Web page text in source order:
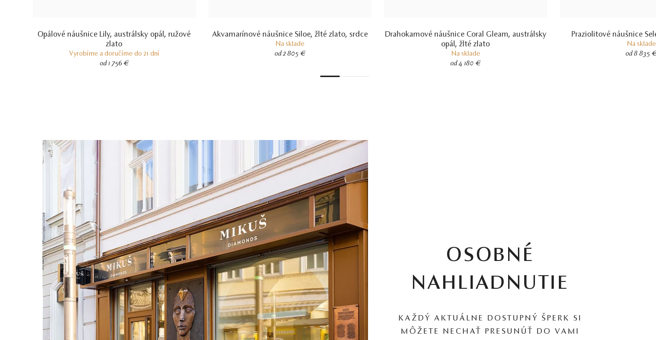
Opálové náušnice Lily, austrálsky opál, ružové
zlato
Vyrobíme a doručíme do 21 dní
od 1 756 €
Akvamarínové náušnice Siloe, žlté zlato, srdce
Na sklade
od 2 805 €
Drahokamové náušnice Coral Gleam, austrálsky
opál, žlté zlato
Na sklade
od 4 180 €
Praziolitové náušnice
Na sklade
od 8 835
OSOBNÉ
NAHLIADNUTIE
KAŽDÝ AKTUÁLNE DOSTUPNÝ ŠPERK SI
MÔŽETE NECHAŤ PRESUNÚŤ DO VAMI